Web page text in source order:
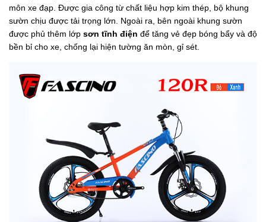
môn xe đạp. Được gia công từ chất liệu hợp kim thép, bộ khung
sườn chịu được tải trọng lớn. Ngoài ra, bên ngoài khung sườn
được phủ thêm lớp sơn tĩnh điện để tăng vẻ đẹp bóng bẩy và độ
bền bỉ cho xe, chống lại hiện tường ăn mòn, gỉ sét.